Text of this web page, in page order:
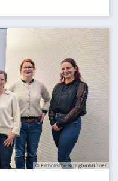
© Katholische KiTa gGmbH Trier